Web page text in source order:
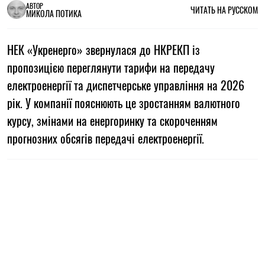
АВТОР
МИКОЛА ПОТИКА ЧИТАТЬ НА РУССКОМ
НЕК «Укренерго» звернулася до НКРЕКП із
пропозицією переглянути тарифи на передачу
електроенергії та диспетчерське управління на 2026
рік. У компанії пояснюють це зростанням валютного
курсу, змінами на енергоринку та скороченням
прогнозних обсягів передачі електроенергії.